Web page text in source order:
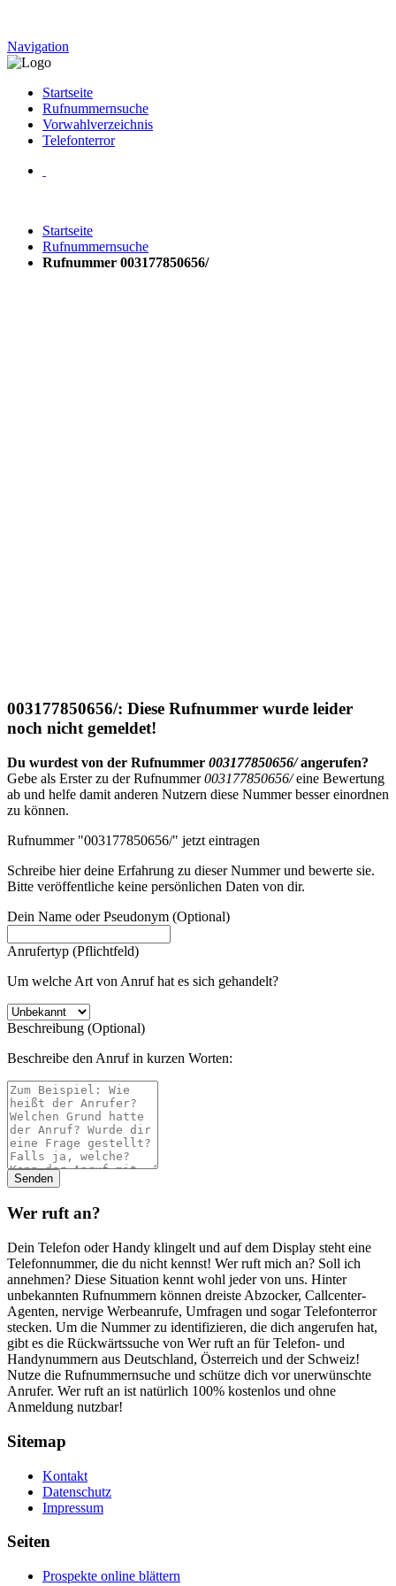
Navigation
Startseite
Rufnummernsuche
Vorwahlverzeichnis
Telefonterror
Startseite
Rufnummernsuche
Rufnummer 003177850656/
003177850656/: Diese Rufnummer wurde leider
noch nicht gemeldet!
Du wurdest von der Rufnummer 003177850656/angerufen?
Gebe als Erster zu der Rufnummer003177850656/eine Bewertung
ab und helfe damit anderen Nutzern diese Nummer besser einordnen
zu können.
Rufnummer "003177850656/" jetzt eintragen
Schreibe hier deine Erfahrung zu dieser Nummer und bewerte sie.
Bitte veröffentliche keine persönlichen Daten von dir.
Dein Name oder Pseudonym (Optional)
Anrufertyp (Pflichtfeld)
Um welche Art von Anruf hat es sich gehandelt?
Beschreibung (Optional)
Beschreibe den Anruf in kurzen Worten:
Wer ruft an?
Dein Telefon oder Handy klingelt und auf dem Display steht eine
Telefonnummer, die du nicht kennst! Wer ruft mich an? Soll ich
annehmen? Diese Situation kennt wohl jeder von uns. Hinter
unbekannten Rufnummern können dreiste Abzocker, Callcenter-
Agenten, nervige Werbeanrufe, Umfragen und sogar Telefonterror
stecken. Um die Nummer zu identifizieren, die dich angerufen hat,
gibt es die Rückwärtssuche von Wer ruft an für Telefon- und
Handynummern aus Deutschland, Österreich und der Schweiz!
Nutze die Rufnummernsuche und schütze dich vor unerwünschte
Anrufer. Wer ruft an ist natürlich 100% kostenlos und ohne
Anmeldung nutzbar!
Sitemap
Kontakt
Datenschutz
Impressum
Seiten
Prospekte online blättern